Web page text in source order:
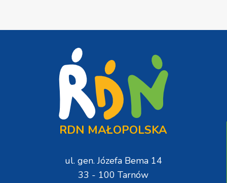
RDN MAŁOPOLSKA
ul. gen. Józefa Bema 14
33 - 100 Tarnów